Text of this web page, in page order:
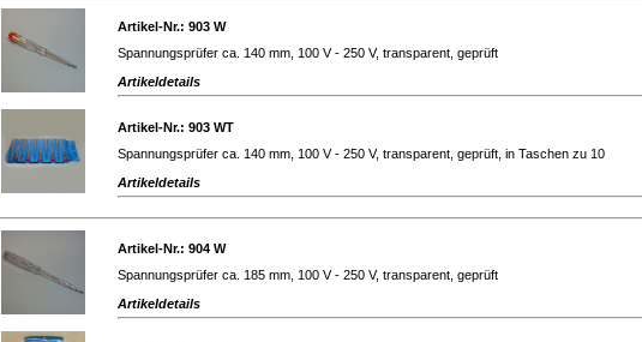
Artikel-Nr.: 903 W
Spannungsprüfer ca. 140 mm, 100 V - 250 V, transparent, geprüft
Artikeldetails
Artikel-Nr.: 903 WT
Spannungsprüfer ca. 140 mm, 100 V - 250 V, transparent, geprüft, in Taschen zu 10
Artikeldetails
Artikel-Nr.: 904 W
Spannungsprüfer ca. 185 mm, 100 V - 250 V, transparent, geprüft
Artikeldetails